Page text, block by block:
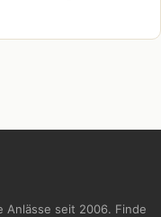
Anlässe seit 2006. Finde